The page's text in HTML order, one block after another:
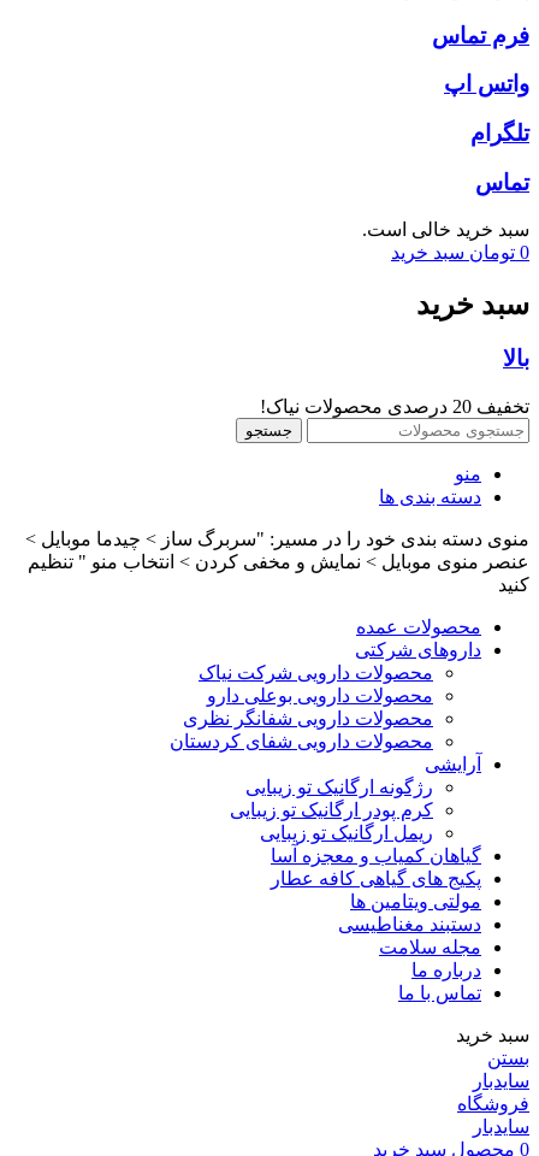
فرم تماس
واتس اپ
تلگرام
تماس
سبد خرید خالی است.
0 تومان سبد خرید
سبد خرید
بالا
تخفیف 20 درصدی محصولات نیاک!
جستجو
منو
دسته بندی ها
منوی دسته بندی خود را در مسیر: "سربرگ ساز > چیدما موبایل >
عنصر منوی موبایل > نمایش و مخفی کردن > انتخاب منو " تنظیم
کنید
محصولات عمده
داروهای شرکتی
محصولات دارویی شرکت نیاک
محصولات دارویی بوعلی دارو
محصولات دارویی شفانگر نظری
محصولات دارویی شفای کردستان
آرایشی
رژگونه ارگانیک تو زیبایی
کرم پودر ارگانیک تو زیبایی
ریمل ارگانیک تو زیبایی
گیاهان کمیاب و معجزه آسا
پکیج های گیاهی کافه عطار
مولتی ویتامین ها
دستبند مغناطیسی
مجله سلامت
درباره ما
تماس با ما
سبد خرید
بستن
سایدبار
فروشگاه
سایدبار
0 محصول سبد خرید